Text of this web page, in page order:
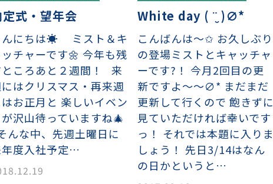
ザグリ加工(金型レ
チック用レーザー
耗部品
耗部品
定式・望年会
んにちは☀️ ミスト＆キ
チャーです🌼 今年も残
ところあと２週間！ 来
はクリスマス・再来週
お正月と 楽しいイベン
が沢山待っていますね🎄
んな中、先週土曜日に
度入社予定…
White day ( ¨̮ )∅*
こんばんは〜✩ お久しぶり
の登場ミストとキャッチャ
ーです?！ 今月2回目の更
新ですよ〜〜∅* まだまだ
更新して行くので 飽きずに
見ていただければ幸いです
っ！ それでは本題に入りま
しょう！ 先日3/14はなん
の日かというと…